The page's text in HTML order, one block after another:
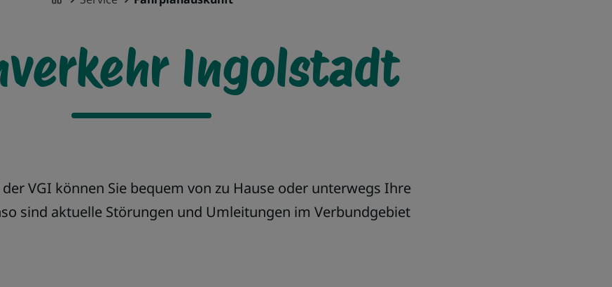
Ingolstadt
VGI können Sie bequem von zu Hause oder unterwegs Ihre
sind aktuelle Störungen und Umleitungen im Verbundgebiet